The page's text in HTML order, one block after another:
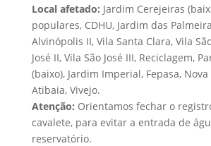
Local afetado: Jardim Cerejeiras
populares, CDHU, Jardim das
Alvinópolis II, Vila Santa Clara, Vila
José II, Vila São José III, Reciclagem,
(baixo), Jardim Imperial, Fepasa,
Atibaia, Vivejo.
Atenção: Orientamos fechar o
cavalete, para evitar a entrada de
reservatório.